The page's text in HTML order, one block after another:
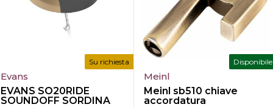
Su richiesta
Evans
EVANS SO20RIDE
SOUNDOFF SORDINA
Disponibile
Meinl
Meinl sb510 chiave
accordatura